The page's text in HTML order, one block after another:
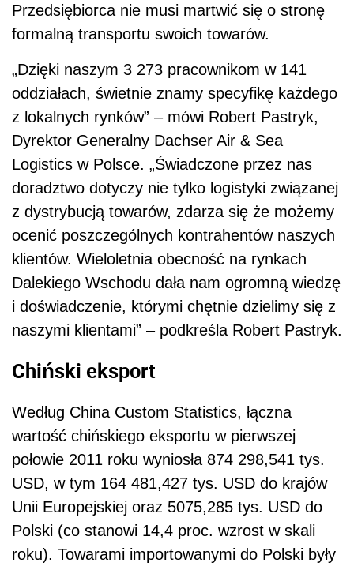
Przedsiębiorca nie musi martwić się o stronę
formalną transportu swoich towarów.
„Dzięki naszym 3 273 pracownikom w 141
oddziałach, świetnie znamy specyfikę każdego
z lokalnych rynków” – mówi Robert Pastryk,
Dyrektor Generalny Dachser Air & Sea
Logistics w Polsce. „Świadczone przez nas
doradztwo dotyczy nie tylko logistyki związanej
z dystrybucją towarów, zdarza się że możemy
ocenić poszczególnych kontrahentów naszych
klientów. Wieloletnia obecność na rynkach
Dalekiego Wschodu dała nam ogromną wiedzę
i doświadczenie, którymi chętnie dzielimy się z
naszymi klientami” – podkreśla Robert Pastryk.
Chiński eksport
Według China Custom Statistics, łączna
wartość chińskiego eksportu w pierwszej
połowie 2011 roku wyniosła 874 298,541 tys.
USD, w tym 164 481,427 tys. USD do krajów
Unii Europejskiej oraz 5075,285 tys. USD do
Polski (co stanowi 14,4 proc. wzrost w skali
roku). Towarami importowanymi do Polski były